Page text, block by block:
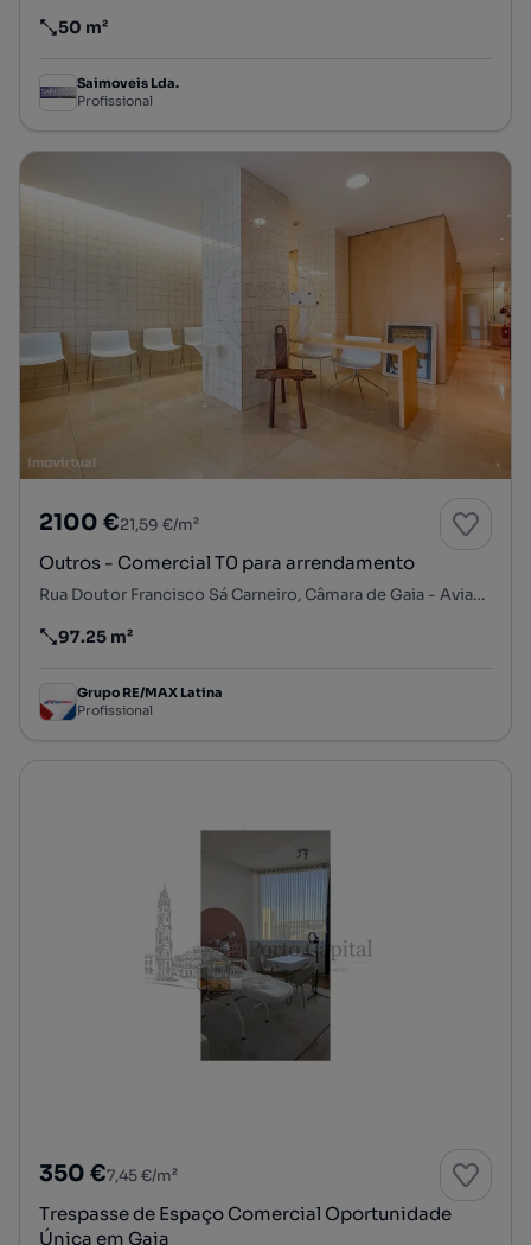
Preço por metro quadrado
50 m²
Saimoveis Lda.
Profissional
2100 €21,59 €/m²
Outros - Comercial T0 para arrendamento
Rua Doutor Francisco Sá Carneiro, Câmara de Gaia - Aviadores - Quinta das Pedras, Mafamude e Vilar do Paraíso, Vila Nova de Gaia, Porto
Preço por metro quadrado
97.25 m²
Grupo RE/MAX Latina
Profissional
350 €7,45 €/m²
Trespasse de Espaço Comercial Oportunidade
Única em Gaia